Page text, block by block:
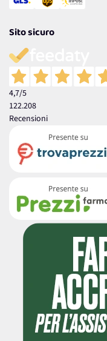
Sito sicuro
4,7/5
122.208
Recensioni